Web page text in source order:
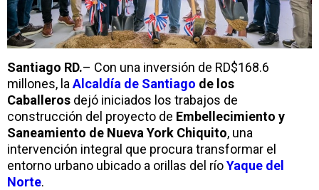
Santiago RD.– Con una inversión de RD$168.6
millones, la Alcaldía de Santiago de los
Caballeros dejó iniciados los trabajos de
construcción del proyecto de Embellecimiento y
Saneamiento de Nueva York Chiquito, una
intervención integral que procura transformar el
entorno urbano ubicado a orillas del ríoYaque del
Norte.